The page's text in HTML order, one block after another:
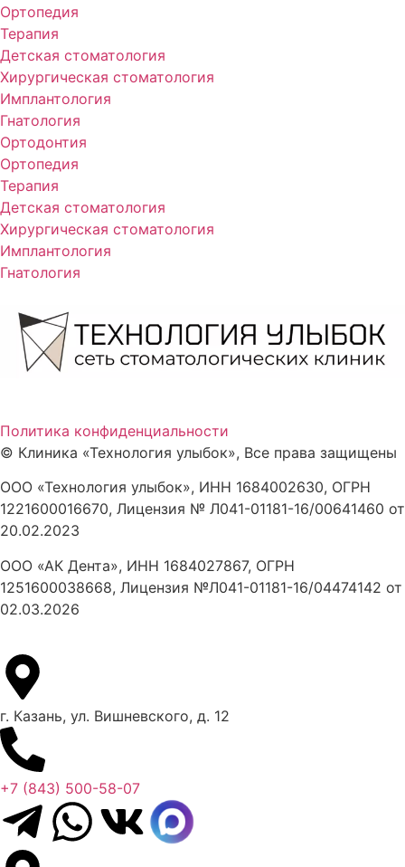
Ортопедия
Терапия
Детская стоматология
Хирургическая стоматология
Имплантология
Гнатология
Ортодонтия
Ортопедия
Терапия
Детская стоматология
Хирургическая стоматология
Имплантология
Гнатология
Политика конфиденциальности
© Клиника «Технология улыбок», Все права защищены
ООО «Технология улыбок», ИНН 1684002630, ОГРН
1221600016670, Лицензия № Л041-01181-16/00641460 от
20.02.2023
ООО «АК Дента», ИНН 1684027867, ОГРН
1251600038668, Лицензия №Л041-01181-16/04474142 от
02.03.2026
г. Казань, ул. Вишневского, д. 12
+7 (843) 500-58-07